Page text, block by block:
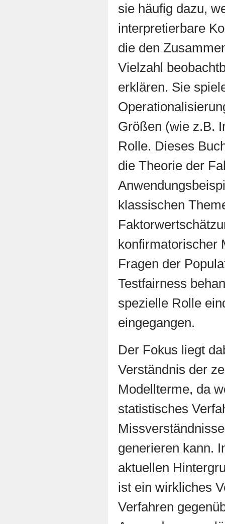
sie häufig dazu,
interpretierbare
die den
Vielzahl
erklären. Sie
Größen (wie z.B.
Rolle. Dieses
die Theorie der
klassischen
konfirmatorischer
Fragen der
Testfairness
spezielle Rolle
eingegangen.
Der Fokus liegt
Verständnis der
Modellterme, da
statistisches
generieren kann.
aktuellen
ist ein wirkliches
Verfahren